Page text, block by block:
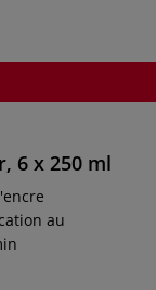
6 x 250 ml
au